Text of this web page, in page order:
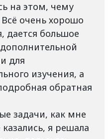
на этом, чему
очень хорошо
дается большое
для
изучения, а
обратная
задачи, как мне
я решала